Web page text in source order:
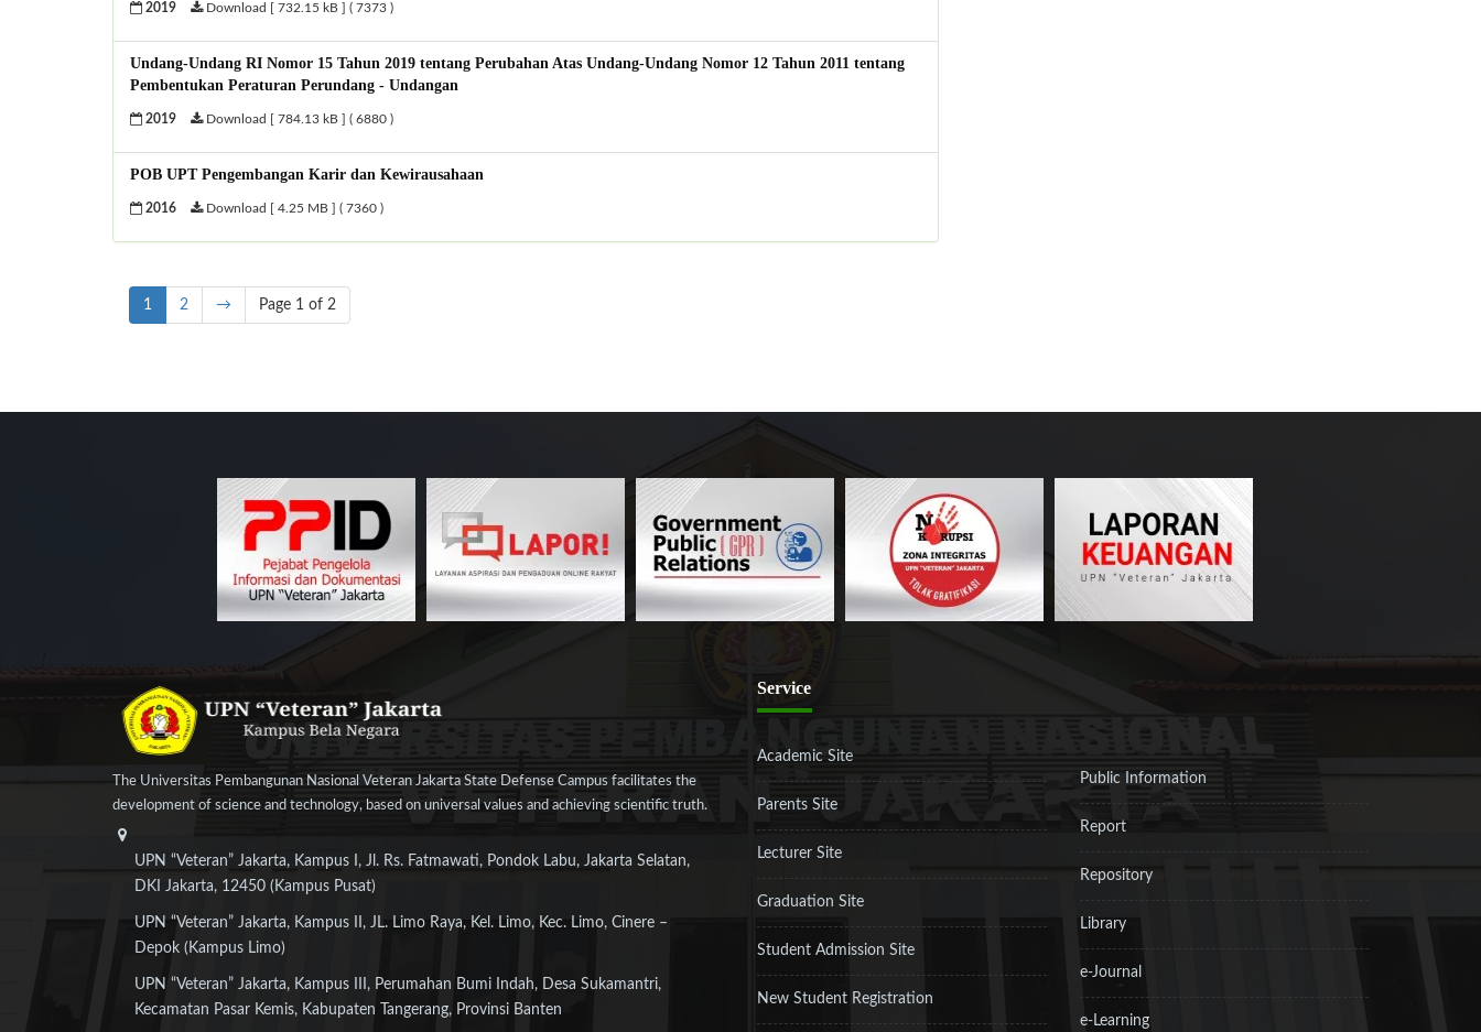
2019 Download [ 732.15 kB ] ( 7373 )
Undang-Undang RI Nomor 15 Tahun 2019 tentang Perubahan Atas Undang-Undang Nomor 12 Tahun 2011 tentang
Pembentukan Peraturan Perundang - Undangan
2019 Download [ 784.13 kB ] ( 6880 )
POB UPT Pengembangan Karir dan Kewirausahaan
2016 Download [ 4.25 MB ] ( 7360 )
1 2 → Page 1 of 2
The Universitas Pembangunan Nasional Veteran Jakarta State Defense Campus facilitates the
development of science and technology, based on universal values and achieving scientific truth.
UPN “Veteran” Jakarta, Kampus I, Jl. Rs. Fatmawati, Pondok Labu, Jakarta Selatan,
DKI Jakarta, 12450 (Kampus Pusat)
UPN “Veteran” Jakarta, Kampus II, JL. Limo Raya, Kel. Limo, Kec. Limo, Cinere –
Depok (Kampus Limo)
UPN “Veteran” Jakarta, Kampus III, Perumahan Bumi Indah, Desa Sukamantri,
Kecamatan Pasar Kemis, Kabupaten Tangerang, Provinsi Banten
Service
Academic Site
Parents Site
Lecturer Site
Graduation Site
Student Admission Site
New Student Registration
Public Information
Report
Repository
Library
e-Journal
e-Learning